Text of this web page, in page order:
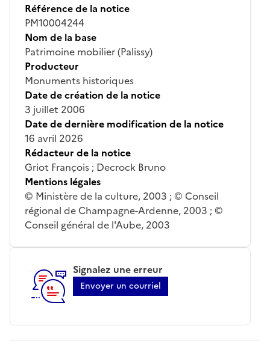
Référence de la notice
PM10004244
Nom de la base
Patrimoine mobilier (Palissy)
Producteur
Monuments historiques
Date de création de la notice
3 juillet 2006
Date de dernière modification de la notice
16 avril 2026
Rédacteur de la notice
Griot François ; Decrock Bruno
Mentions légales
© Ministère de la culture, 2003 ; © Conseil
régional de Champagne-Ardenne, 2003 ; ©
Conseil général de l'Aube, 2003
Signalez une erreur
Envoyer un courriel